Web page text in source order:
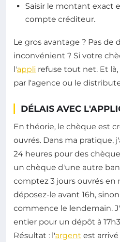
Saisir le montant exact
compte créditeur.
Le gros avantage ? Pas de
inconvénient ? Si votre
l'appli refuse tout net. Et
par l'agence ou le
DÉLAIS AVEC
En théorie, le chèque est
ouvrés. Dans ma pratique,
24 heures pour des
un chèque d'une autre
comptez 3 jours ouvrés en
déposez-le avant 16h,
commence le lendemain.
entier pour un dépôt à
Résultat : l'argent est